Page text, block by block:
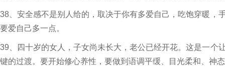
38、安全感不是别人给的，取决于你有多爱自己，吃饱穿暖，
要爱自己多一点。
39、四十岁的女人，子女尚未长大，老公已经开花。这是一个
键的过渡。要开始修心养性，要做到语调平缓、目光柔和、神